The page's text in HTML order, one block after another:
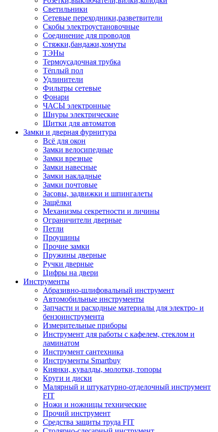
Светильники
Сетевые переходники,разветвители
Скобы электроустановочные
Соединение для проводов
Стяжки,бандажи,хомуты
ТЭНы
Термоусадочная трубка
Тёплый пол
Удлинители
Фильтры сетевые
Фонари
ЧАСЫ электронные
Шнуры электрические
Щитки для автоматов
Замки и дверная фурнитура
Всё для окон
Замки велосипедные
Замки врезные
Замки навесные
Замки накладные
Замки почтовые
Засовы, задвижки и шпингалеты
Защёлки
Механизмы секретности и личины
Ограничители дверные
Петли
Проушины
Прочие замки
Пружины дверные
Ручки дверные
Цифры на двери
Инструменты
Абразивно-шлифовальный инструмент
Автомобильные инструменты
Запчасти и расходные материалы для электро- и
бензоинструмента
Измерительные приборы
Инструмент для работы с кафелем, стеклом и
ламинатом
Инструмент сантехника
Инструменты Smartbuy
Киянки, кувалды, молотки, топоры
Круги и диски
Малярный и штукатурно-отделочный инструмент
FIT
Ножи и ножницы технические
Прочий инструмент
Средства защиты труда FIT